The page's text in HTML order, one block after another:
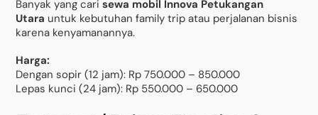
Banyak yang carisewa mobil Innova Petukangan
Utara untuk kebutuhan family trip atau perjalanan bisnis
karena kenyamanannya.
Harga:
Dengan sopir (12 jam): Rp 750.000 – 850.000
Lepas kunci (24 jam): Rp 550.000 – 650.000